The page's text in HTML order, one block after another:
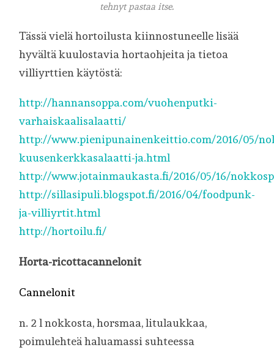
tehnyt pastaa itse.
Tässä vielä hortoilusta kiinnostuneelle lisää
hyvältä kuulostavia hortaohjeita ja tietoa
villiyrttien käytöstä:
http://hannansoppa.com/vuohenputki-
varhaiskaalisalaatti/
http://www.pienipunainenkeittio.com/2016/05/
kuusenkerkkasalaatti-ja.html
http://www.jotainmaukasta.fi/2016/05/16/
http://sillasipuli.blogspot.fi/2016/04/foodpunk-
ja-villiyrtit.html
http://hortoilu.fi/
Horta-ricottacannelonit
Cannelonit
n. 2 l nokkosta, horsmaa, litulaukkaa,
poimulehteä haluamassi suhteessa